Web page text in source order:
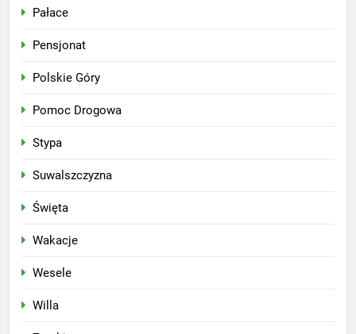
Pałace
Pensjonat
Polskie Góry
Pomoc Drogowa
Stypa
Suwalszczyzna
Święta
Wakacje
Wesele
Willa